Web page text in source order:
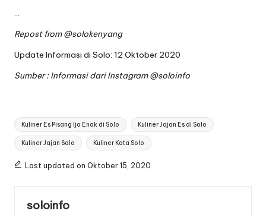
…
Repost from@solokenyang
Update Informasi di Solo: 12 Oktober 2020
Sumber : Informasi dari Instagram@soloinfo
Tags:
Kuliner Es Pisang Ijo Enak di Solo Kuliner Jajan Es di Solo
Kuliner Jajan Solo Kuliner Kota Solo
Last updated on Oktober 15, 2020
soloinfo